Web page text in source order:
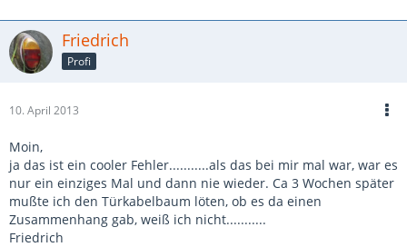
Friedrich
Profi
10. April 2013
Moin,
ja das ist ein cooler Fehler...........als das bei mir mal war, war es
nur ein einziges Mal und dann nie wieder. Ca 3 Wochen später
mußte ich den Türkabelbaum löten, ob es da einen
Zusammenhang gab, weiß ich nicht...........
Friedrich